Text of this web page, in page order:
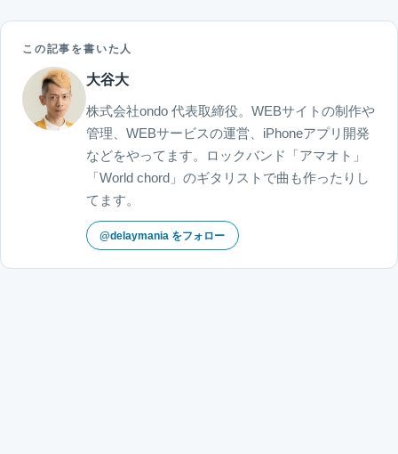
この記事を書いた人
大谷大
株式会社ondo 代表取締役。WEBサイトの制作や
管理、WEBサービスの運営、iPhoneアプリ開発
などをやってます。ロックバンド「アマオト」
「World chord」のギタリストで曲も作ったりし
てます。
@delaymania をフォロー